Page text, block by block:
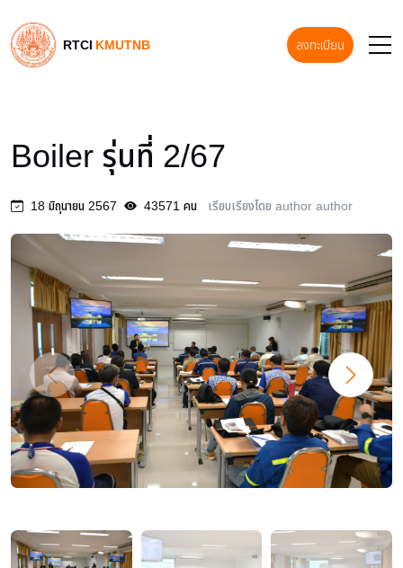
RTCI KMUTNB ลงทะเบียน
Boiler รุ่นที่ 2/67
18 มิถุนายน 2567 43571 คน เรียบเรียงโดย author author